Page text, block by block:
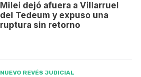
Milei dejó afuera a Villarruel
del Tedeum y expuso una
ruptura sin retorno
NUEVO REVÉS JUDICIAL